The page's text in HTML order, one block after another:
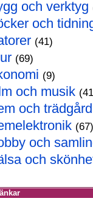
och verktyg
och
(41)
(69)
(9)
och musik
och trädgård
(67)
och
och